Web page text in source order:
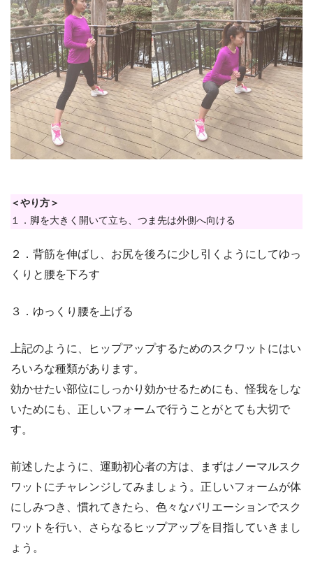
＜やり方＞
１．脚を大きく開いて立ち、つま先は外側へ向ける
２．背筋を伸ばし、お尻を後ろに少し引くようにしてゆっ
くりと腰を下ろす
３．ゆっくり腰を上げる
上記のように、ヒップアップするためのスクワットにはい
ろいろな種類があります。
効かせたい部位にしっかり効かせるためにも、怪我をしな
いためにも、正しいフォームで行うことがとても大切で
す。
前述したように、運動初心者の方は、まずはノーマルスク
ワットにチャレンジしてみましょう。正しいフォームが体
にしみつき、慣れてきたら、色々なバリエーションでスク
ワットを行い、さらなるヒップアップを目指していきまし
ょう。